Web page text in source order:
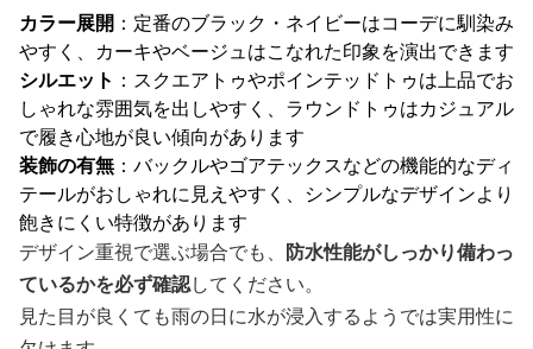
カラー展開 ：定番のブラック・ネイビーはコーデに馴染み
やすく、カーキやベージュはこなれた印象を演出できます
シルエット ：スクエアトゥやポインテッドトゥは上品でお
しゃれな雰囲気を出しやすく、ラウンドトゥはカジュアル
で履き心地が良い傾向があります
装飾の有無 ：バックルやゴアテックスなどの機能的なディ
テールがおしゃれに見えやすく、シンプルなデザインより
飽きにくい特徴があります
デザイン重視で選ぶ場合でも、 防水性能がしっかり備わっ
ているかを必ず確認してください。
見た目が良くても雨の日に水が浸入するようでは実用性に